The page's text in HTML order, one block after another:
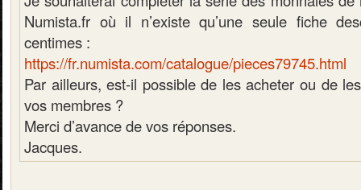
Numista.fr où il n’existe qu’une seule fiche
centimes :
https://fr.numista.com/catalogue/pieces79745.html
Par ailleurs, est-il possible de les acheter ou de
vos membres ?
Merci d’avance de vos réponses.
Jacques.